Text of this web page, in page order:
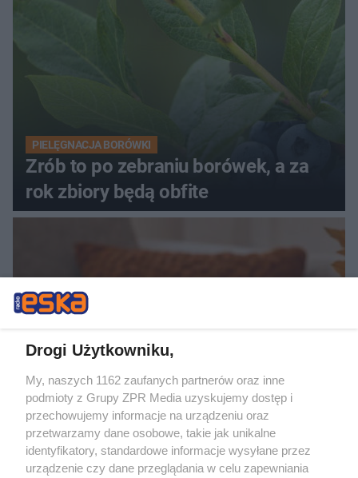
PIELĘGNACJA BORÓWKI
Zrób to po zebraniu borówek, a za
rok zbiory będą obfite
ZAKUPY
Jesień w Pepco! Stylowe kubki i
dodatki w świetnych cenach
Drogi Użytkowniku,
My, naszych 1162 zaufanych partnerów oraz inne
podmioty z Grupy ZPR Media uzyskujemy dostęp i
przechowujemy informacje na urządzeniu oraz
przetwarzamy dane osobowe, takie jak unikalne
identyfikatory, standardowe informacje wysyłane przez
urządzenie czy dane przeglądania w celu zapewniania